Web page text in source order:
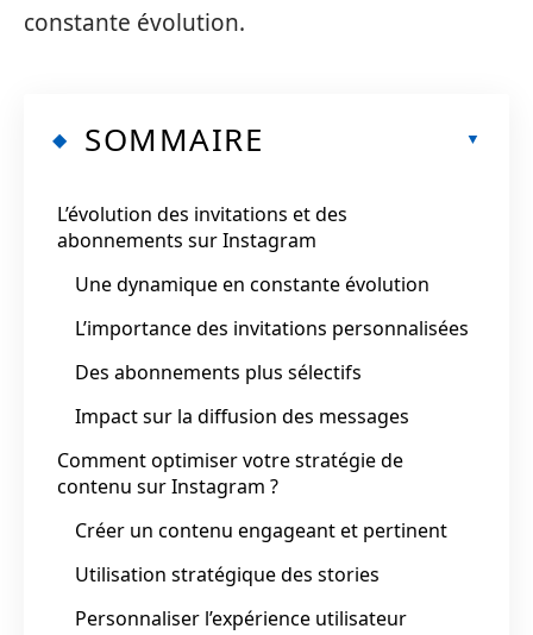
constante évolution.
SOMMAIRE
L’évolution des invitations et des
abonnements sur Instagram
Une dynamique en constante évolution
L’importance des invitations personnalisées
Des abonnements plus sélectifs
Impact sur la diffusion des messages
Comment optimiser votre stratégie de
contenu sur Instagram ?
Créer un contenu engageant et pertinent
Utilisation stratégique des stories
Personnaliser l’expérience utilisateur